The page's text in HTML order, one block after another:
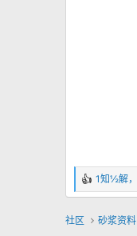
反
馈
：
1知½解，
社区 砂浆资料